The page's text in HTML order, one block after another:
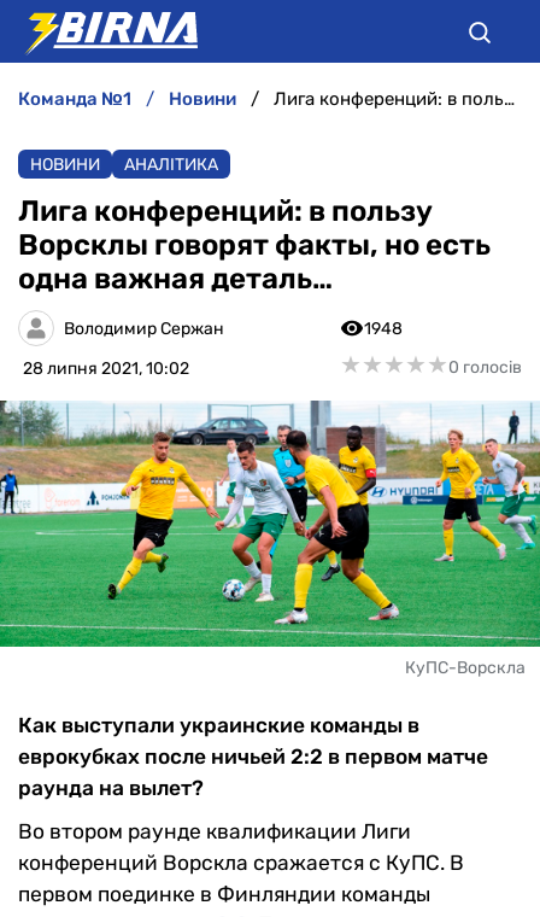
АНАЛІТИКА
ІНТЕРВ'Ю
РІЗНЕ
команда №1 новини Лига конференций: в пользу Ворсклы говорят факты, но есть одна важная деталь…
НОВИНИ АНАЛІТИКА
Лига конференций: в пользу
Ворсклы говорят факты, но есть
одна важная деталь…
Володимир Сержан
28 липня 2021, 10:02
1948
★★★★★
★★★★★0 голосів
КуПС-Ворскла
Как выступали украинские команды в
еврокубках после ничьей 2:2 в первом матче
раунда на вылет?
Во втором раунде квалификации Лиги
конференций Ворскла сражается с КуПС. В
первом поединке в Финляндии команды